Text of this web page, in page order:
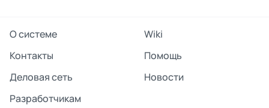
О системе
Wiki
Контакты
Помощь
Деловая сеть
Новости
Разработчикам